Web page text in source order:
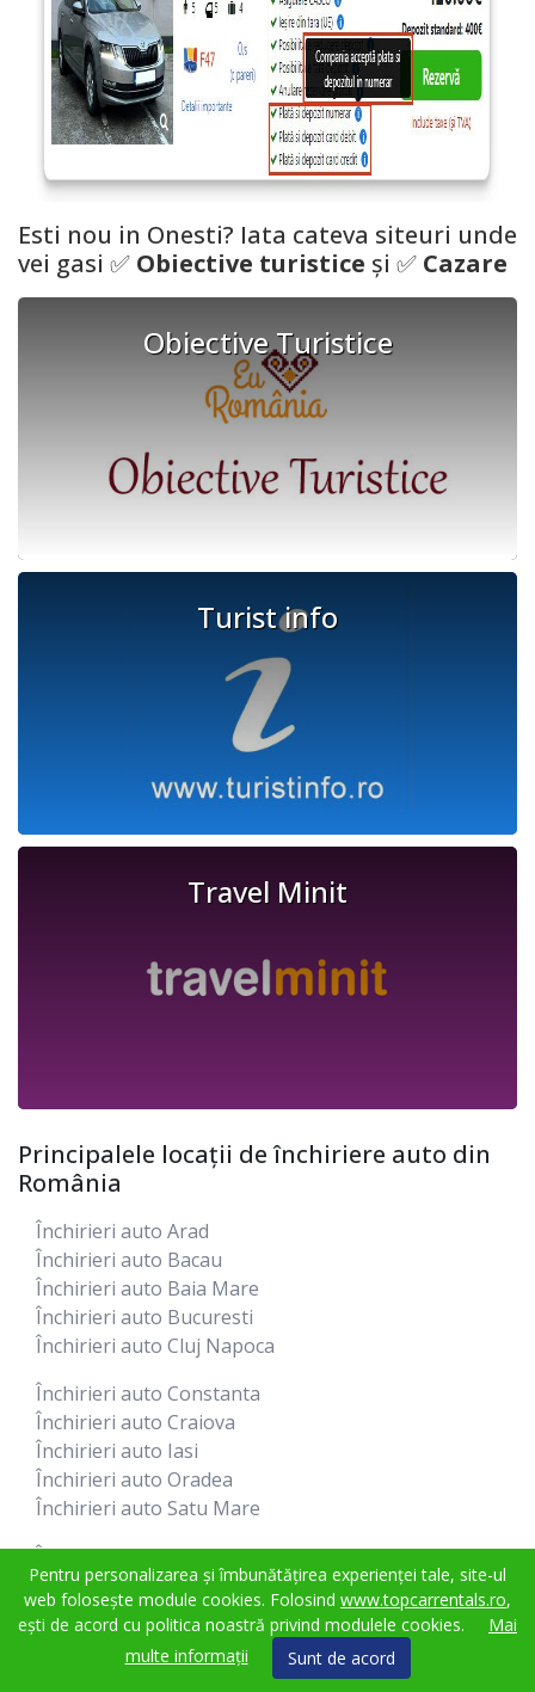
Esti nou in Onesti? Iata cateva siteuri unde
vei gasi ✅ Obiective turistice și ✅ Cazare
Obiective Turistice
Turist info
Travel Minit
Principalele locații de închiriere auto din
România
Închirieri auto Arad
Închirieri auto Bacau
Închirieri auto Baia Mare
Închirieri auto Bucuresti
Închirieri auto Cluj Napoca
Închirieri auto Constanta
Închirieri auto Craiova
Închirieri auto Iasi
Închirieri auto Oradea
Închirieri auto Satu Mare
Închirieri auto Sibiu
Închirieri auto Suceava
Închirieri auto Targu Mures
Închirieri auto Timisoara
Pentru personalizarea și îmbunătățirea experienței tale, site-ul
web folosește module cookies. Folosind www.topcarrentals.ro,
ești de acord cu politica noastră privind modulele cookies.
Mai
multe informații
Sunt de acord